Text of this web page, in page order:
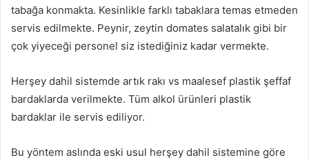
tabağa konmakta. Kesinlikle farklı tabaklara temas etmeden
servis edilmekte. Peynir, zeytin domates salatalık gibi bir
çok yiyeceği personel siz istediğiniz kadar vermekte.
Herşey dahil sistemde artık rakı vs maalesef plastik şeffaf
bardaklarda verilmekte. Tüm alkol ürünleri plastik
bardaklar ile servis ediliyor.
Bu yöntem aslında eski usul herşey dahil sistemine göre